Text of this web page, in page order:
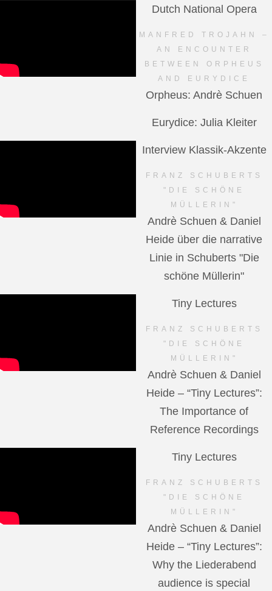
Dutch National Opera
MANFRED TROJAHN –
AN ENCOUNTER
BETWEEN ORPHEUS
AND EURYDICE
Orpheus: Andrè Schuen
Eurydice: Julia Kleiter
Interview Klassik-Akzente
FRANZ SCHUBERTS
"DIE SCHÖNE
MÜLLERIN"
Andrè Schuen & Daniel
Heide über die narrative
Linie in Schuberts "Die
schöne Müllerin"
Tiny Lectures
FRANZ SCHUBERTS
"DIE SCHÖNE
MÜLLERIN"
Andrè Schuen & Daniel
Heide – “Tiny Lectures”:
The Importance of
Reference Recordings
Tiny Lectures
FRANZ SCHUBERTS
"DIE SCHÖNE
MÜLLERIN"
Andrè Schuen & Daniel
Heide – “Tiny Lectures”:
Why the Liederabend
audience is special